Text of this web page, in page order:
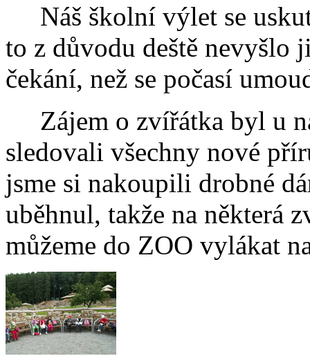
Náš školní výlet se
to z důvodu deště nevyšlo
čekání, než se počasí
Zájem o zvířátka byl u
sledovali všechny nové
jsme si nakoupili drobné
uběhnul, takže na některá
můžeme do ZOO vylákat